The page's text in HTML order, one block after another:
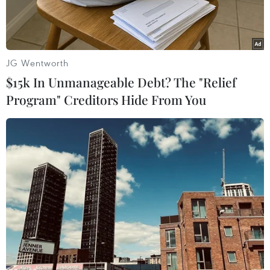
Một góc thị trấn Côn Đảo, huyện Côn Đảo (Bà Rịa-Vũng Tàu).
(Ảnh: Thanh Tùng/TTXVN)
Ngày 11/9, Ủy ban Nhân dân tỉnh Bà Rịa-Vũng
Tàu đã thống nhất thời gian tổ chức Lễ nhận
Bằng công nhận Vườn Quốc gia Côn Đảo là khu
JG Wentworth
$15k In Unmanageable Debt? The "Relief
Program" Creditors Hide From You